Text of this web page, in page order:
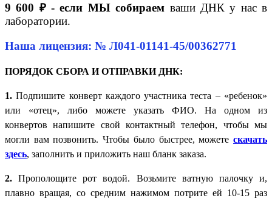
9 600 ₽ - если МЫ собираем ваши ДНК у нас в
лаборатории.
Наша лицензия: № Л041-01141-45/00362771
ПОРЯДОК СБОРА И ОТПРАВКИ ДНК:
1. Подпишите конверт каждого участника теста – «ребенок»
или «отец», либо можете указать ФИО. На одном из
конвертов напишите свой контактный телефон, чтобы мы
могли вам позвонить. Чтобы было быстрее, можете скачать
здесь, заполнить и приложить наш бланк заказа.
2. Прополощите рот водой. Возьмите ватную палочку и,
плавно вращая, со средним нажимом потрите ей 10-15 раз